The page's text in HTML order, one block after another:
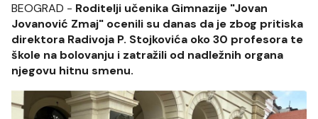
BEOGRAD - Roditelji učenika Gimnazije "Jovan
Jovanović Zmaj" ocenili su danas da je zbog pritiska
direktora Radivoja P. Stojkovića oko 30 profesora te
škole na bolovanju i zatražili od nadležnih organa
njegovu hitnu smenu.